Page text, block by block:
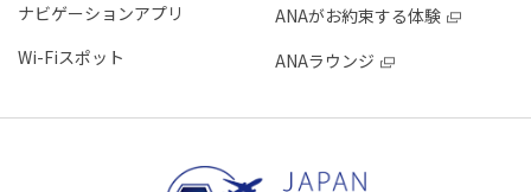
ナビゲーションアプリ
Wi-Fiスポット
ANAがお約束する体験
ANAラウンジ